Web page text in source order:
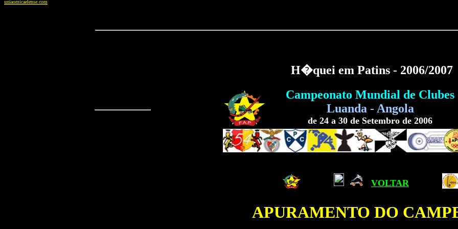
uniaomicaelense.com
H�quei em Patins - 2006/2007
Campeonato Mundial de Clubes
Luanda - Angola
de 24 a 30 de Setembro de 2006
VOLTAR
APURAMENTO DO